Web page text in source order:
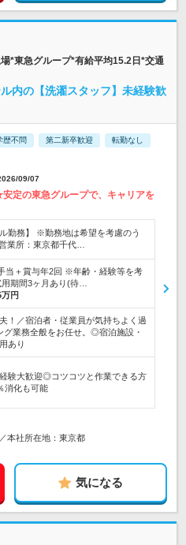
*東急グループ*有給平均15.2日*交通
内の【洗濯スタッフ】未経験歓
歴不問 第二新卒歓迎 転勤なし
09/07
定の東急グループで、キャリアを
勤務】 ※勤務地は希望を考慮のう
業所：東京都千代…
当＋賞与年2回 ※年齢・経験等を考
期間3ヶ月あり(待…
円
！／宿泊者・従業員が気持ちよく過
グ業務全般をお任せ。◎宿泊施設・
あり
験大歓迎◎コツコツと作業できる方
消化も可能
本社所在地：東京都
気になる